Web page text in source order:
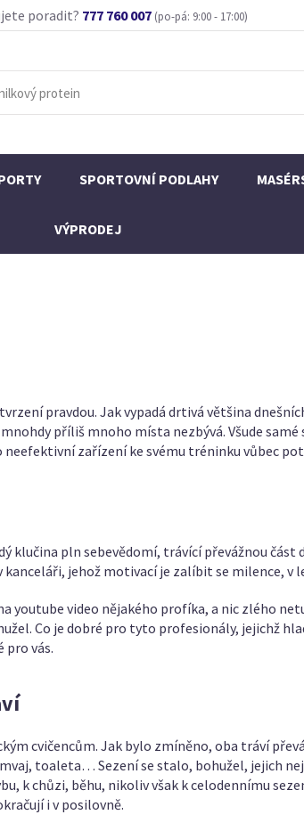
poradit? 777 760 007 (po-pá: 9:00 - 17:00)
SPORTOVNÍ PODLAHY
VÝPRODEJ
pravdou. Jak vypadá drtivá většina
příliš mnoho místa nezbývá. Všude
zařízení ke svému tréninku vůbec
klučina pln sebevědomí, trávící převážnou
jehož motivací je zalíbit se milence, v
video nějakého profíka, a nic zlého
Co je dobré pro tyto profesionály, jejichž
pro vás.
cvičencům. Jak bylo zmíněno, oba tráví
toaleta… Sezení se stalo, bohužel, jejich
k chůzi, běhu, nikoliv však k celodennímu
i v posilovně.